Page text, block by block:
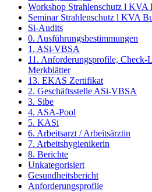
Workshop Strahlenschutz l KVA
Seminar Strahlenschutz l KVA
Si-Audits
0. Ausführungsbestimmungen
1. ASi-VBSA
11. Anforderungsprofile, Check-
Merkblätter
13. EKAS Zertifikat
2. Geschäftsstelle ASi-VBSA
3. Sibe
4. ASA-Pool
5. KASi
6. Arbeitsarzt / Arbeitsärztin
7. Arbeitshygienikerin
8. Berichte
Unkategorisiert
Gesundheitsbericht
Anforderungsprofile